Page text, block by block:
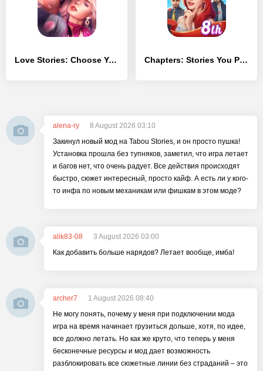
Love Stories: Choose Your Episode Chapters: Stories You Play
alena-ry
8 August 2026 03:10
Закинул новый мод на Tabou Stories, и он просто пушка!
Установка прошла без тупняков, заметил, что игра летает
и багов нет, что очень радует. Все действия происходят
быстро, сюжет интересный, просто кайф. А есть ли у кого-
то инфа по новым механикам или фишкам в этом моде?
alik83-08
3 August 2026 03:00
Как добавить больше нарядов? Летает вообще, имба!
archer7
1 August 2026 08:40
Не могу понять, почему у меня при подключении мода
игра на время начинает грузиться дольше, хотя, по идее,
все должно летать. Но как же круто, что теперь у меня
бесконечные ресурсы и мод дает возможность
разблокировать все сюжетные линии без страданий – это